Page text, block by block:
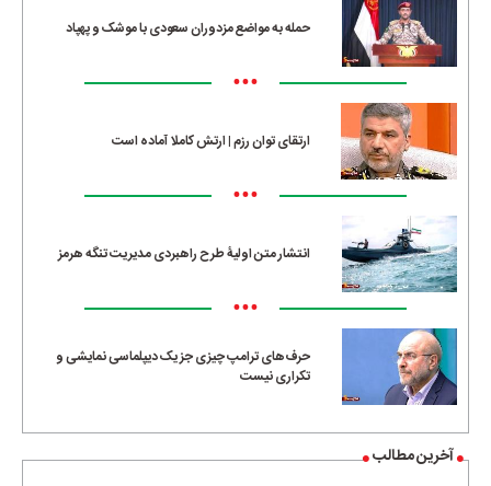
حمله به مواضع مزدوران سعودی با موشک و پهپاد
•••
ارتقای توان رزم | ارتش کاملا آماده است
•••
انتشار متن اولیۀ طرح راهبردی مدیریت تنگه هرمز
•••
حرف‌های ترامپ چیزی جز یک دیپلماسی نمایشی و
تکراری نیست
آخرین مطالب